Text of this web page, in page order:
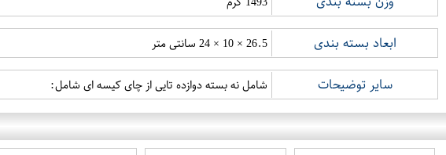
ابعاد بسته بندی 26.5 × 10 × 24 سانتی متر
سایر توضیحات شامل نه بسته دوازده تایی از چای کیسه ای شامل: